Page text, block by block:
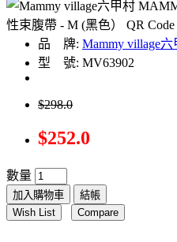
品 牌: Mammy village六
型 號: MV63902
$298.0
$252.0
數量
加入購物車
結帳
Wish List
Compare